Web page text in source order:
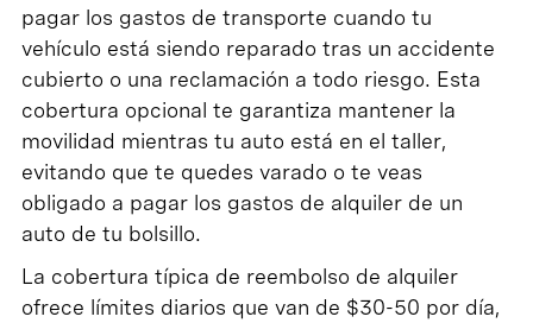
pagar los gastos de transporte cuando tu
vehículo está siendo reparado tras un accidente
cubierto o una reclamación a todo riesgo. Esta
cobertura opcional te garantiza mantener la
movilidad mientras tu auto está en el taller,
evitando que te quedes varado o te veas
obligado a pagar los gastos de alquiler de un
auto de tu bolsillo.
La cobertura típica de reembolso de alquiler
ofrece límites diarios que van de $30-50 por día,